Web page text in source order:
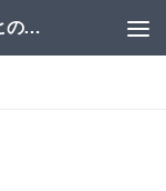
すてらーしぇる｜東方PROJECTとハルヒの二次創作サイト